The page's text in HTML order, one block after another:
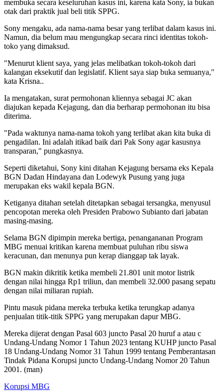
membuka secara keseluruhan kasus ini, karena kata Sony, ia bukan
otak dari praktik jual beli titik SPPG.
Sony mengaku, ada nama-nama besar yang terlibat dalam kasus ini.
Namun, dia belum mau mengungkap secara rinci identitas tokoh-
toko yang dimaksud.
"Menurut klient saya, yang jelas melibatkan tokoh-tokoh dari
kalangan eksekutif dan legislatif. Klient saya siap buka semuanya,"
kata Krisna..
Ia mengatakan, surat permohonan kliennya sebagai JC akan
diajukan kepada Kejagung, dan dia berharap permohonan itu bisa
diterima.
"Pada waktunya nama-nama tokoh yang terlibat akan kita buka di
pengadilan. Ini adalah itikad baik dari Pak Sony agar kasusnya
transparan," pungkasnya.
Seperti diketahui, Sony kini ditahan Kejagung bersama eks Kepala
BGN Dadan Hindayana dan Lodewyk Pusung yang juga
merupakan eks wakil kepala BGN.
Ketiganya ditahan setelah ditetapkan sebagai tersangka, menyusul
pencopotan mereka oleh Presiden Prabowo Subianto dari jabatan
masing-masing.
Selama BGN dipimpin mereka bertiga, penangananan Program
MBG menuai kritikan karena membuat puluhan ribu siswa
keracunan, dan menunya pun kerap dianggap tak layak.
BGN makin dikritik ketika membeli 21.801 unit motor listrik
dengan nilai hingga Rp1 triliun, dan membeli 32.000 pasang sepatu
dengan nilai miliaran rupiah.
Pintu masuk pidana mereka terbuka ketika terungkap adanya
penjualan titik-titik SPPG yang merupakan dapur MBG.
Mereka dijerat dengan Pasal 603 juncto Pasal 20 huruf a atau c
Undang-Undang Nomor 1 Tahun 2023 tentang KUHP juncto Pasal
18 Undang-Undang Nomor 31 Tahun 1999 tentang Pemberantasan
Tindak Pidana Korupsi juncto Undang-Undang Nomor 20 Tahun
2001. (man)
Korupsi MBG